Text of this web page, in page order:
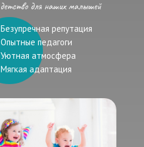
Безупречная репутация
Опытные педагоги
Уютная атмосфера
Мягкая адаптация